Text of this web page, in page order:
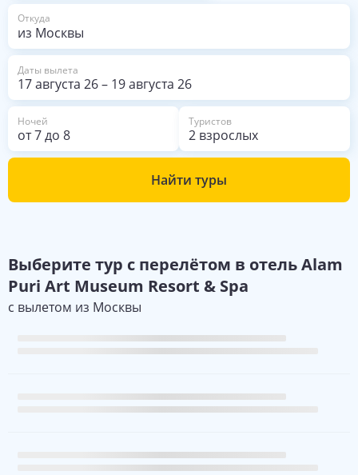
Откуда
из Москвы
Даты вылета
17 августа 26– 19 августа 26
Ночей
от7до 8
Туристов
2 взрослых
Найти туры
Выберите тур с перелётом в отельAlam
Puri Art Museum Resort & Spa
с вылетом из Москвы